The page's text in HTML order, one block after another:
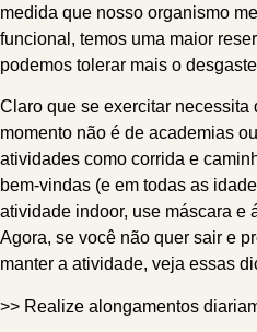
medida que nosso organismo
funcional, temos uma maior
podemos tolerar mais o desgaste
Claro que se exercitar necessita
momento não é de academias
atividades como corrida e
bem-vindas (e em todas as
atividade indoor, use máscara e
Agora, se você não quer sair e
manter a atividade, veja essas
>> Realize alongamentos